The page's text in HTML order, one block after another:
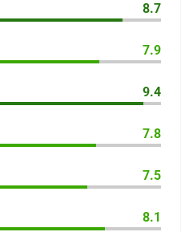
8.7
7.9
9.4
7.8
7.5
8.1